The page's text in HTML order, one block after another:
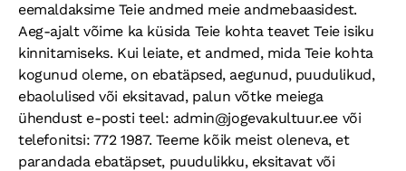
eemaldaksime Teie andmed meie andmebaasidest.
Aeg-ajalt võime ka küsida Teie kohta teavet Teie isiku
kinnitamiseks. Kui leiate, et andmed, mida Teie kohta
kogunud oleme, on ebatäpsed, aegunud, puudulikud,
ebaolulised või eksitavad, palun võtke meiega
ühendust e-posti teel: admin@jogevakultuur.ee või
telefonitsi: 772 1987. Teeme kõik meist oleneva, et
parandada ebatäpset, puudulikku, eksitavat või